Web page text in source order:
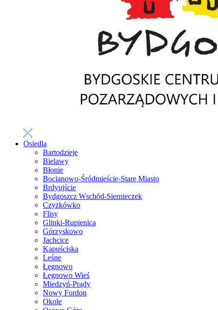
Osiedla
Bartodzieje
Bielawy
Błonie
Bocianowo-Śródmieście-Stare Miasto
Brdyujście
Bydgoszcz Wschód-Siernieczek
Czyżkówko
Flisy
Glinki-Rupienica
Górzyskowo
Jachcice
Kapuściska
Leśne
Łęgnowo
Łęgnowo Wieś
Miedzyń-Prądy
Nowy Fordon
Okole